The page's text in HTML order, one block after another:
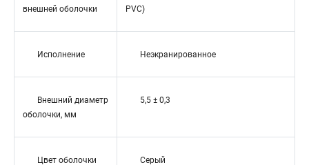
внешней оболочки
PVC)
Исполнение Неэкранированное
Внешний диаметр
оболочки, мм
5,5 ± 0,3
Цвет оболочки Серый